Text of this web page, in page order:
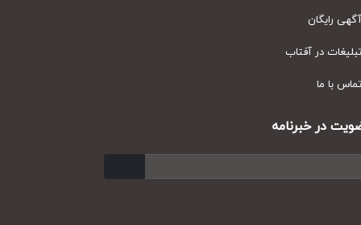
رایگان
در آفتاب
با ما
در خبرنامه